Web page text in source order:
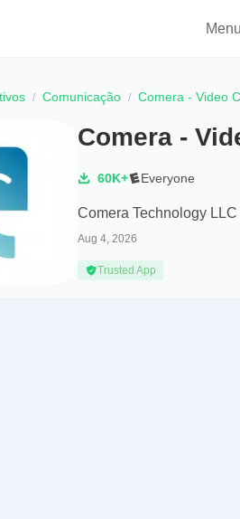
Menu
Comunicação Comera - Video
Comera -
60K+ Everyone
Comera Technology LLC
Aug 4, 2026
Trusted App